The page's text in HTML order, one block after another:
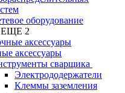
оборудование
2
аксессуары
сварщика
Электрододержатели
Клеммы заземления